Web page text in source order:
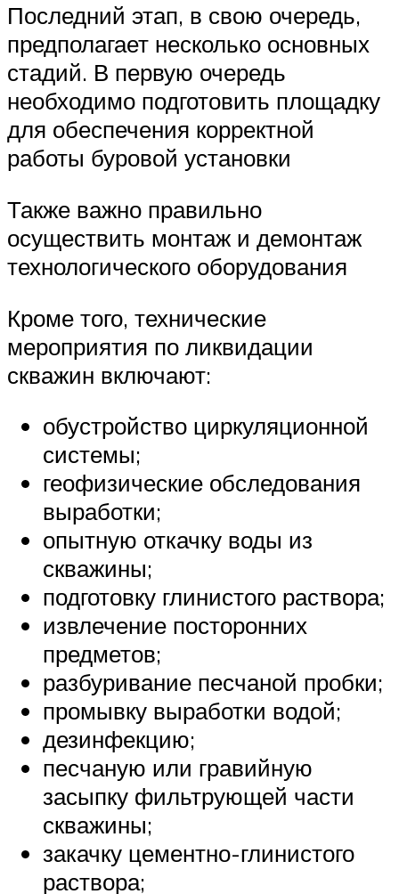
Последний этап, в свою очередь,
предполагает несколько основных
стадий. В первую очередь
необходимо подготовить площадку
для обеспечения корректной
работы буровой установки
Также важно правильно
осуществить монтаж и демонтаж
технологического оборудования
Кроме того, технические
мероприятия по ликвидации
скважин включают:
обустройство циркуляционной
системы;
геофизические обследования
выработки;
опытную откачку воды из
скважины;
подготовку глинистого раствора;
извлечение посторонних
предметов;
разбуривание песчаной пробки;
промывку выработки водой;
дезинфекцию;
песчаную или гравийную
засыпку фильтрующей части
скважины;
закачку цементно-глинистого
раствора;